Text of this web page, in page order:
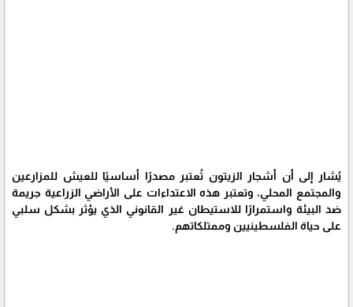
يُشار إلى أن أشجار الزيتون تُعتبر مصدرًا أساسيًا للعيش للمزارعين
والمجتمع المحلي، وتعتبر هذه الاعتداءات على الأراضي الزراعية جريمة
ضد البيئة واستمرارًا للاستيطان غير القانوني الذي يؤثر بشكل سلبي
على حياة الفلسطينيين وممتلكاتهم.